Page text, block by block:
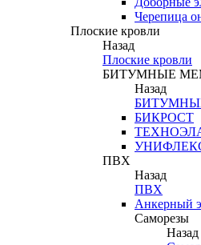
Черепица
Плоские кровли
Назад
Плоские кровли
БИТУМНЫЕ
Назад
БИКРОСТ
ПВХ
Назад
ПВХ
Анкерный
Саморезы
Назад